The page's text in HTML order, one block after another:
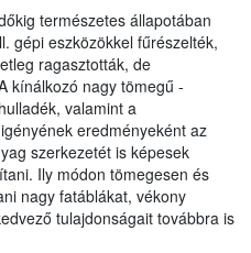
természetes állapotában
gépi eszközökkel fűrészelték,
ragasztották, de
kínálkozó nagy tömegű -
valamint a
eredményeként az
szerkezetét is képesek
Ily módon tömegesen és
nagy fatáblákat, vékony
tulajdonságait továbbra is